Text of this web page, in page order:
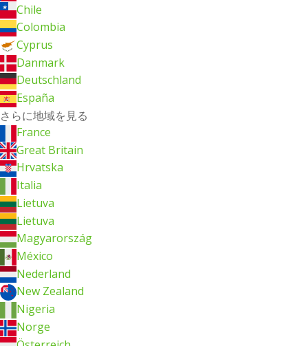
Chile
Colombia
Cyprus
Danmark
Deutschland
España
さらに地域を見る
France
Great Britain
Hrvatska
Italia
Lietuva
Lietuva
Magyarország
México
Nederland
New Zealand
Nigeria
Norge